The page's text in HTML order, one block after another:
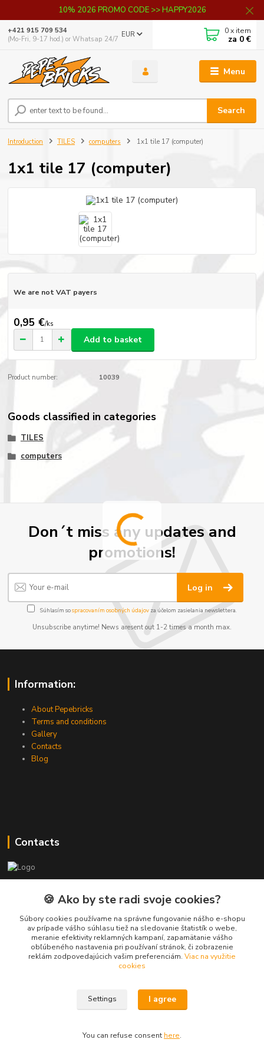
10% 2026 PROMO CODE >> HAPPY2026
Menu
EUR
Search
+421 915 709 534
(Mo-Fri, 9-17 hod.) or Whatsap 24/7
0x item
za 0 €
Introduction TILES computers 1x1 tile 17 (computer)
1x1 tile 17 (computer)
We are not VAT payers
0,95 €/ks
Add to basket
Product number: 10039
Goods classified in categories
TILES
computers
Don´t miss any updates and
promotions!
Log in
Súhlasím sospracovaním osobných údajov za účelom zasielania newslettera.
Unsubscribe anytime! News aresent out 1-2 times a month max.
Information:
About Pepebricks
Terms and conditions
Gallery
Contacts
Blog
Contacts
+421 915 709 534
(Mo-Fri, 9-17 hod.) or Whatsap 24/7
skifi.space@gmail.com
🍪 Ako by ste radi svoje cookies?
Súbory cookies používame na správne fungovanie nášho e-shopu
av prípade vášho súhlasu tiež na sledovanie štatistík o webe,
meranie efektivity reklamných kampaní, zapamätanie vášho
obľúbeného nastavenia pri používaní stránok, či zobrazenie
reklám zodpovedajúcich vašim preferenciám. Viac na využitie
cookies
Settings I agree
You can refuse consent here.